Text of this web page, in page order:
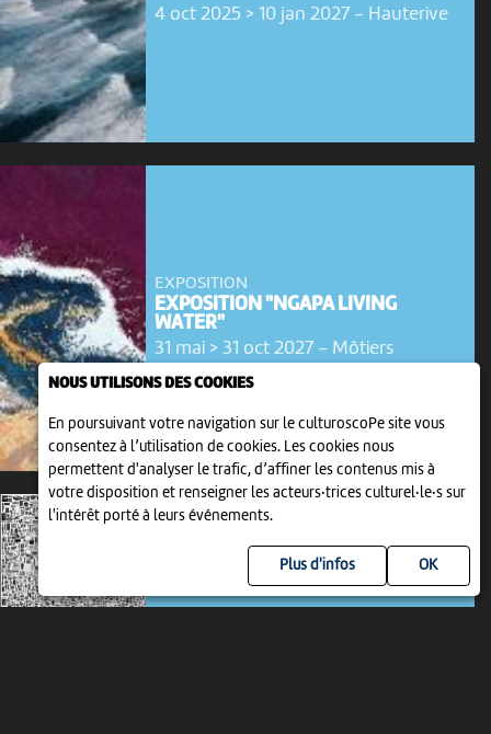
NOUS UTILISONS DES COOKIES
En poursuivant votre navigation sur le culturoscoPe site vous
consentez à l’utilisation de cookies. Les cookies nous
permettent d'analyser le trafic, d’affiner les contenus mis à
votre disposition et renseigner les acteurs·trices culturel·le·s sur
l'intérêt porté à leurs événements.
Plus d'infos
4 oct 2025 > 10 jan 2027- Hauterive
EXPOSITION
EXPOSITION "NGAPA LIVING
WATER"
31 mai > 31 oct 2027- Môtiers